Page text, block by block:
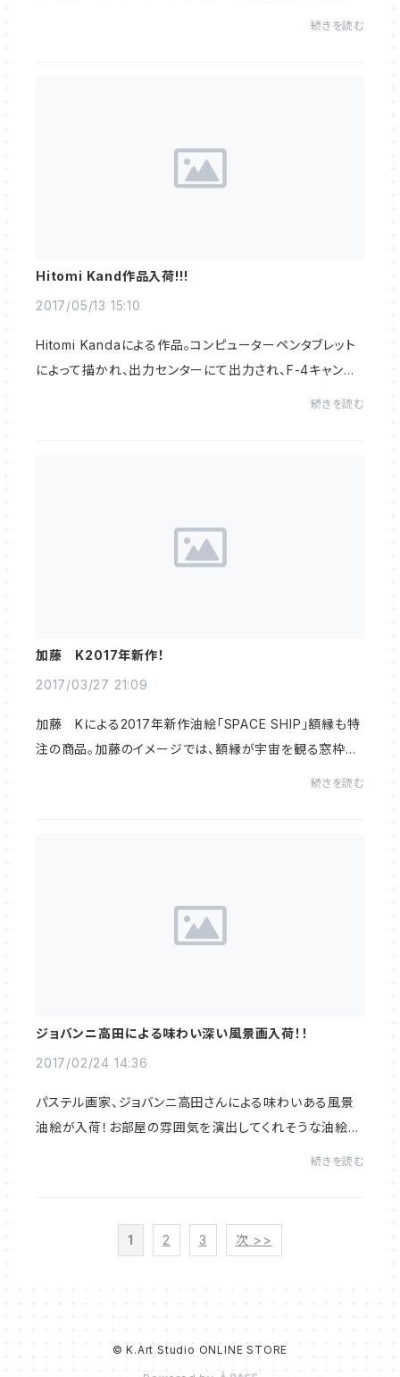
続きを読む
Hitomi Kand作品入荷!!!
2017/05/13 15:10
Hitomi Kandaによる作品。コンピューターペンタブレット
によって描かれ、出力センターにて出力され、F-4キャンバ
続きを読む
加藤 K2017年新作！
2017/03/27 21:09
加藤 Kによる2017年新作油絵「SPACE SHIP」額縁も特
注の商品。加藤のイメージでは、額縁が宇宙を観る窓枠で、
続きを読む
ジョバンニ高田による味わい深い風景画入荷！！
2017/02/24 14:36
パステル画家、ジョバンニ高田さんによる味わいある風景
油絵が入荷！お部屋の雰囲気を演出してくれそうな油絵で
続きを読む
1 2 3 次 >>
© K.Art Studio ONLINE STORE